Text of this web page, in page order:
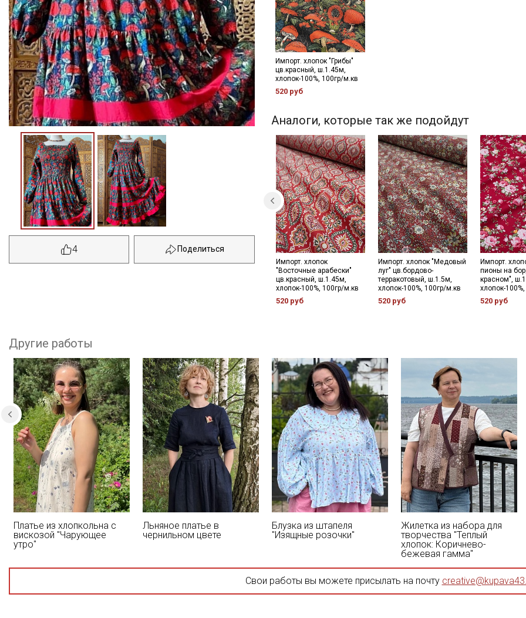
4
Импорт. хлопок "Грибы"
цв.красный, ш.1.45м,
хлопок-100%, 100гр/м.кв
520 руб
Аналоги, которые так же подойдут
Импорт. хлопок
"Восточные арабески"
цв.красный, ш.1.45м,
хлопок-100%, 100гр/м.кв
520 руб
Импорт. хлопок "Медовый
луг" цв.бордово-
терракотовый, ш.1.5м,
хлопок-100%, 100гр/м.кв
520 руб
Импорт.
пионы на
красном",
хлопок-
520 руб
Другие работы
Платье из хлопкольна с
вискозой "Чарующее
утро"
Льняное платье в
чернильном цвете
Блузка из штапеля
"Изящные розочки"
Жилетка из набора для
творчества "Теплый
хлопок: Коричнево-
бежевая гамма"
Свои работы вы можете присылать на почту
Купава
Мы публикуем здесь дополнительные
промокоды и скидки до 30% на узкие
категории тканей
Электронная почта
Подписаться
Ознакомлен(а) сПолитикой обработки персональных
данных
Согласие на обработку персональных